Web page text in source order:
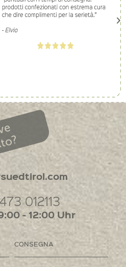
012113
- 12:00 Uhr
CONSEGNA